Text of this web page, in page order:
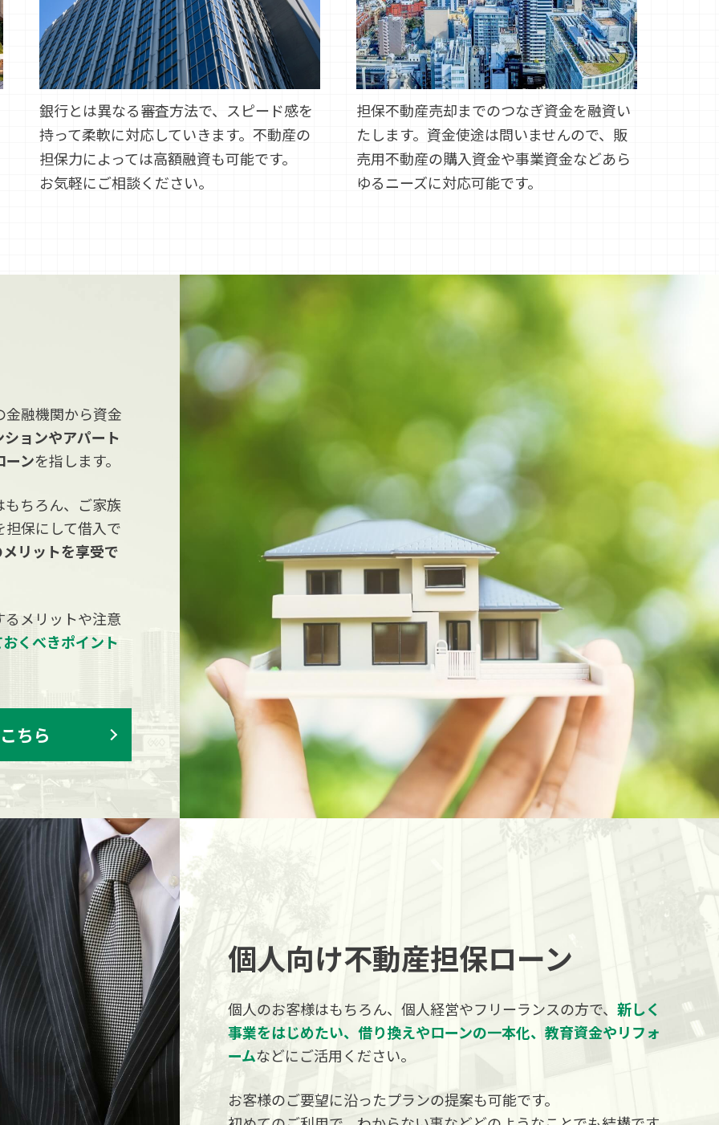
銀行とは異なる審査方法で、スピード感を
持って柔軟に対応していきます。不動産の
担保力によっては高額融資も可能です。
お気軽にご相談ください。
担保不動産売却までのつなぎ資金を融資い
たします。資金使途は問いませんので、販
売用不動産の購入資金や事業資金などあら
ゆるニーズに対応可能です。
融機関から資金
ョンやアパート
ーンを指します。
ちろん、ご家族
保にして借入で
リットを享受で
メリットや注意
くべきポイント
ちら
個人向け不動産担保ローン
個人のお客様はもちろん、個人経営やフリーランスの方で、 新しく
事業をはじめたい、借り換えやローンの一本化、教育資金やリフォ
ームなどにご活用ください。
お客様のご要望に沿ったプランの提案も可能です。